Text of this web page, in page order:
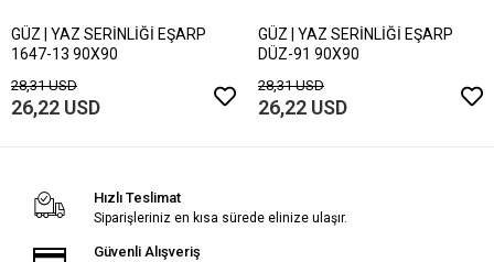
GÜZ | YAZ SERİNLİĞİ EŞARP
1647-13 90X90
28,31 USD
26,22 USD
GÜZ | YAZ SERİNLİĞİ EŞARP
DÜZ-91 90X90
28,31 USD
26,22 USD
Hızlı Teslimat
Siparişleriniz en kısa sürede elinize ulaşır.
Güvenli Alışveriş